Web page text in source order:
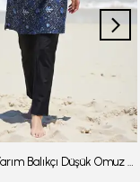
3'lü Takım Yarım Balıkçı Düşük Omuz Yarasakol Likralı Kumaş Burkini Tesettür Mayo D32